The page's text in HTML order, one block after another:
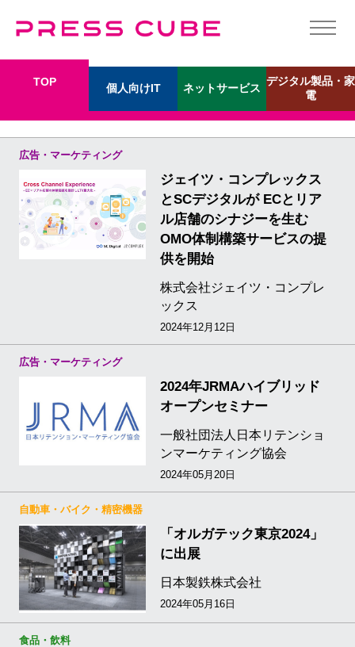
TOP
個人向けIT ネットサービス
デジタル製品・家
電
広告・マーケティング
ジェイツ・コンプレックス
とSCデジタルが ECとリア
ル店舗のシナジーを生む
OMO体制構築サービスの提
供を開始
株式会社ジェイツ・コンプレ
ックス
2024年12月12日
広告・マーケティング
2024年JRMAハイブリッド
オープンセミナー
一般社団法人日本リテンショ
ンマーケティング協会
2024年05月20日
自動車・バイク・精密機器
「オルガテック東京2024」
に出展
日本製鉄株式会社
2024年05月16日
食品・飲料